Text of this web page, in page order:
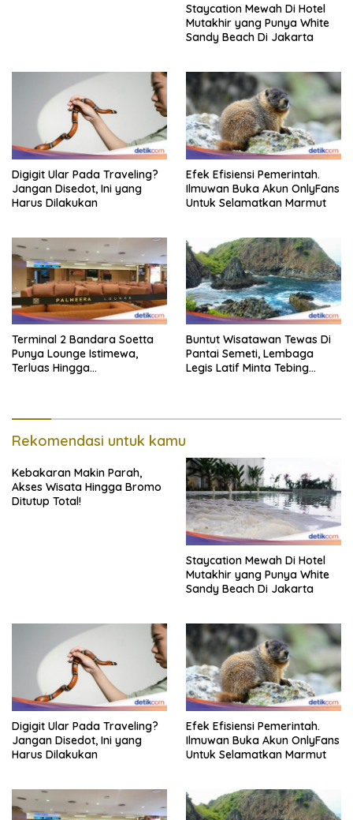
Staycation Mewah Di Hotel
Mutakhir yang Punya White
Sandy Beach Di Jakarta
Digigit Ular Pada Traveling?
Jangan Disedot, Ini yang
Harus Dilakukan
Efek Efisiensi Pemerintah.
Ilmuwan Buka Akun OnlyFans
Untuk Selamatkan Marmut
Terminal 2 Bandara Soetta
Punya Lounge Istimewa,
Terluas Hingga
Buntut Wisatawan Tewas Di
Pantai Semeti, Lembaga
Legis Latif Minta Tebing
Rekomendasi untuk kamu
Kebakaran Makin Parah,
Akses Wisata Hingga Bromo
Ditutup Total!
Staycation Mewah Di Hotel
Mutakhir yang Punya White
Sandy Beach Di Jakarta
Digigit Ular Pada Traveling?
Jangan Disedot, Ini yang
Harus Dilakukan
Efek Efisiensi Pemerintah.
Ilmuwan Buka Akun OnlyFans
Untuk Selamatkan Marmut